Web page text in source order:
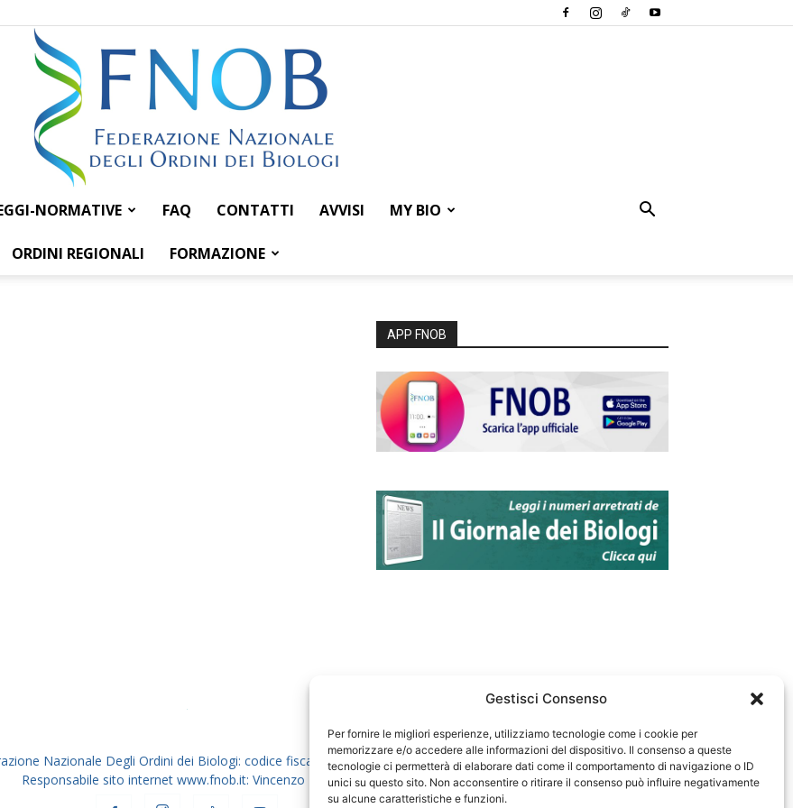
Gestisci Consenso
Per fornire le migliori esperienze, utilizziamo tecnologie come i cookie per
memorizzare e/o accedere alle informazioni del dispositivo. Il consenso a queste
tecnologie ci permetterà di elaborare dati come il comportamento di navigazione o ID
unici su questo sito. Non acconsentire o ritirare il consenso può influire negativamente
su alcune caratteristiche e funzioni.
Federazione
dei
NORMATIVE FAQ CONTATTI AVVISI MY BIO
ORDINI REGIONALI FORMAZIONE
APP FNOB
Nazionale Degli Ordini dei Biologi: codice fiscale 80069130583
Responsabile sito internet www.fnob.it: Vincenzo D'Anna